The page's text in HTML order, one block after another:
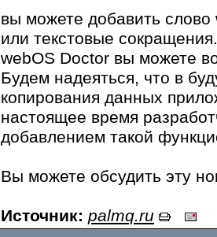
вы можете добавить слово
или текстовые
webOS Doctor вы можете
Будем надеяться, что в
копирования данных
настоящее время
добавлением такой
Вы можете обсудить эту
Источник: palmq.ru